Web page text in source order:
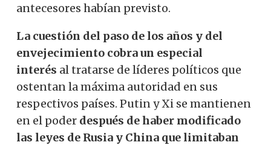
antecesores habían previsto.
La cuestión del paso de los años y del
envejecimiento cobra un especial
interés altratarse de líderes políticos que
ostentan la máxima autoridad en sus
respectivos países. Putin y Xi se mantienen
en el poder después de haber modificado
las leyes de Rusia y China que limitaban